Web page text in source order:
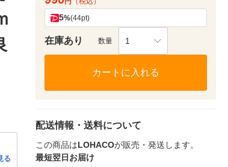
る
5%(44pt)
在庫あり 数量 1
カートに入れる
配送情報・送料について
この商品はLOHACOが販売・発送します。
最短翌日お届け